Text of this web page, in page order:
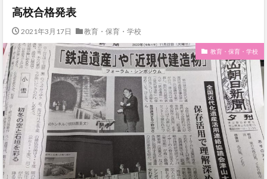
高校合格発表
2021年3月17日 教育・保育・学校
教育・保育・学校